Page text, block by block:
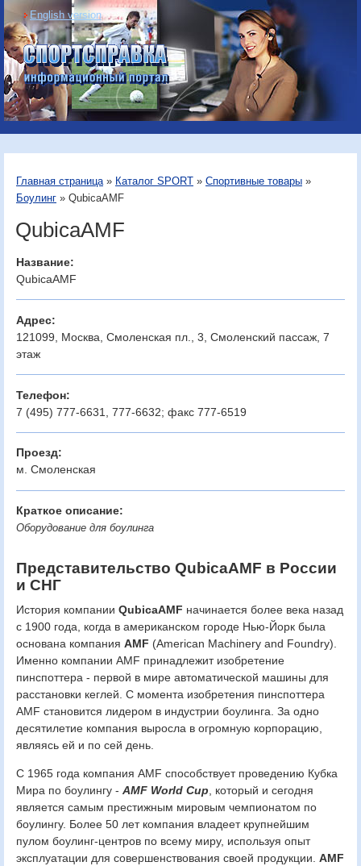
English version
Информационный
портал «Спортсправка»
Главная страница» Каталог SPORT » Спортивные товары »
Боулинг » QubicaAMF
QubicaAMF
Название:
QubicaAMF
Адрес:
121099, Москва, Смоленская пл., 3, Смоленский пассаж, 7
этаж
Телефон:
7 (495) 777-6631, 777-6632; факс 777-6519
Проезд:
м. Смоленская
Краткое описание:
Оборудование для боулинга
Представительство QubicaAMF в России
и СНГ
История компании QubicaAMF начинается более века назад
с 1900 года, когда в американском городе Нью-Йорк была
основана компания AMF (American Machinery and Foundry).
Именно компании AMF принадлежит изобретение
пинспоттера - первой в мире автоматической машины для
расстановки кеглей. С момента изобретения пинспоттера
AMF становится лидером в индустрии боулинга. За одно
десятилетие компания выросла в огромную корпорацию,
являясь ей и по сей день.
С 1965 года компания AMF способствует проведению Кубка
Мира по боулингу - AMF World Cup , который и сегодня
является самым престижным мировым чемпионатом по
боулингу. Более 50 лет компания владеет крупнейшим
пулом боулинг-центров по всему миру, используя опыт
эксплуатации для совершенствования своей продукции. AMF